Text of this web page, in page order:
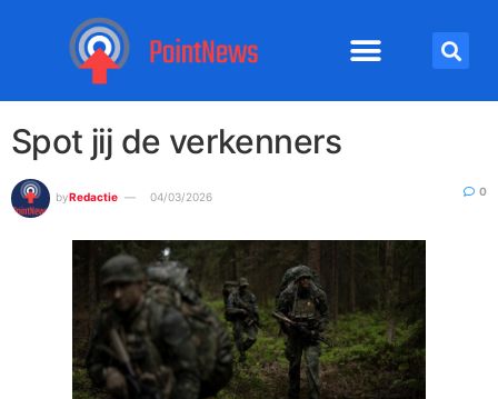
Spot jij de verkenners
byRedactie 04/03/2026 0